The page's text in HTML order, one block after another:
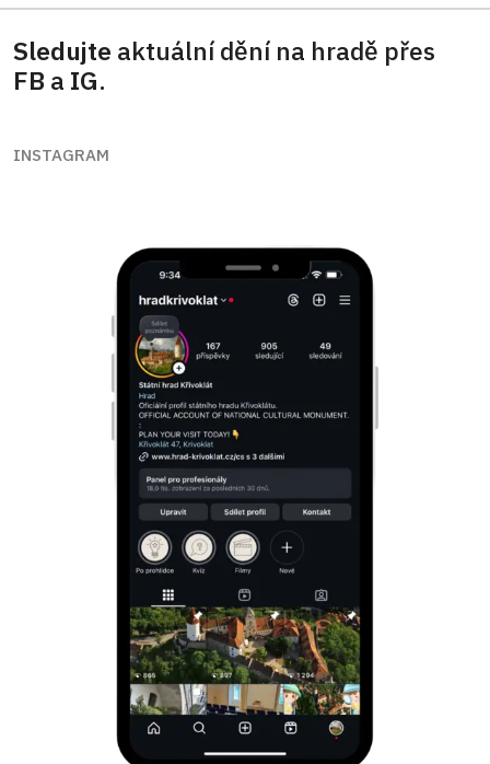
Sledujte aktuální dění na hradě přes
FB a IG.
INSTAGRAM